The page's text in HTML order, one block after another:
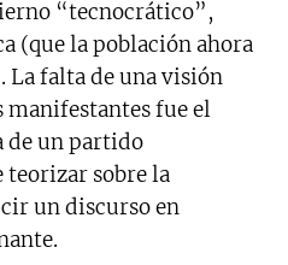
“tecnocrático”,
(que la población ahora
La falta de una visión
fue el
de un partido
teorizar sobre la
un discurso en